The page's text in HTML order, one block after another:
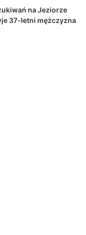
na Jeziorze
37-letni mężczyzna